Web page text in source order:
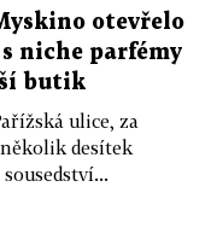
otevřelo
niche parfémy
butik
ulice, za
desítek